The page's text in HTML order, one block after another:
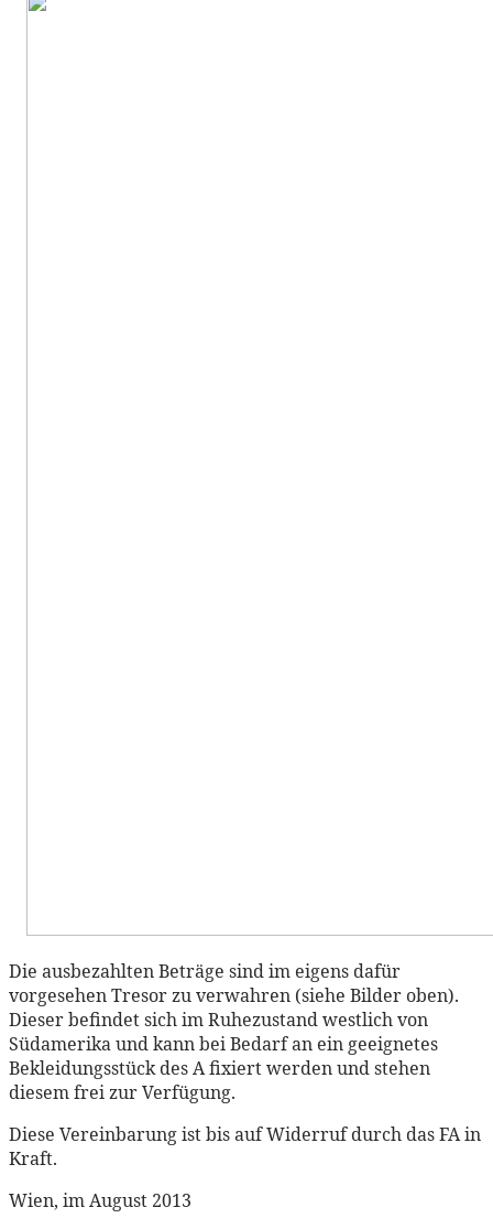
Die ausbezahlten Beträge sind im eigens dafür
vorgesehen Tresor zu verwahren (siehe Bilder oben).
Dieser befindet sich im Ruhezustand westlich von
Südamerika und kann bei Bedarf an ein geeignetes
Bekleidungsstück des A fixiert werden und stehen
diesem frei zur Verfügung.
Diese Vereinbarung ist bis auf Widerruf durch das FA in
Kraft.
Wien, im August 2013